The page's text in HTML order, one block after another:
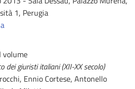
1, Perugia
volume
dei giuristi italiani (XII-XX secolo)
Ennio Cortese, Antonello